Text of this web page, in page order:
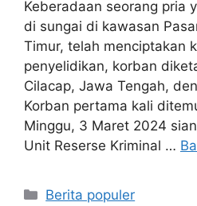
Keberadaan seorang pria
di sungai di kawasan
Timur, telah menciptakan
penyelidikan, korban
Cilacap, Jawa Tengah,
Korban pertama kali
Minggu, 3 Maret 2024
Unit Reserse Kriminal …
Kategori
Berita populer